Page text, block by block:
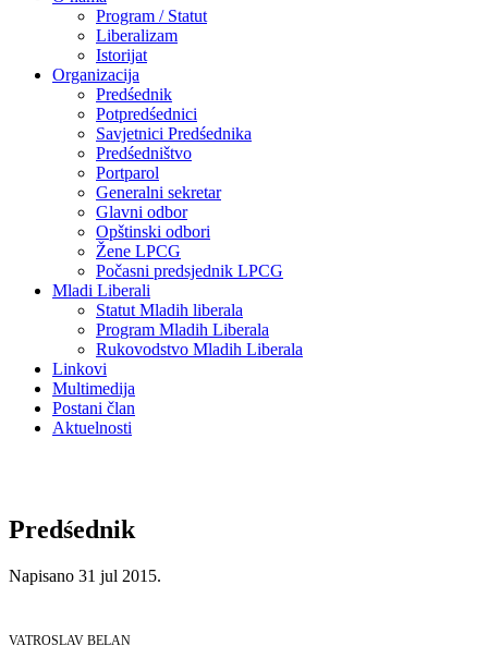
Program / Statut
Liberalizam
Istorijat
Organizacija
Predśednik
Potpredśednici
Savjetnici Predśednika
Predśedništvo
Portparol
Generalni sekretar
Glavni odbor
Opštinski odbori
Žene LPCG
Počasni predsjednik LPCG
Mladi Liberali
Statut Mladih liberala
Program Mladih Liberala
Rukovodstvo Mladih Liberala
Linkovi
Multimedija
Postani član
Aktuelnosti
Predśednik
Napisano 31 jul 2015.
VATROSLAV BELAN